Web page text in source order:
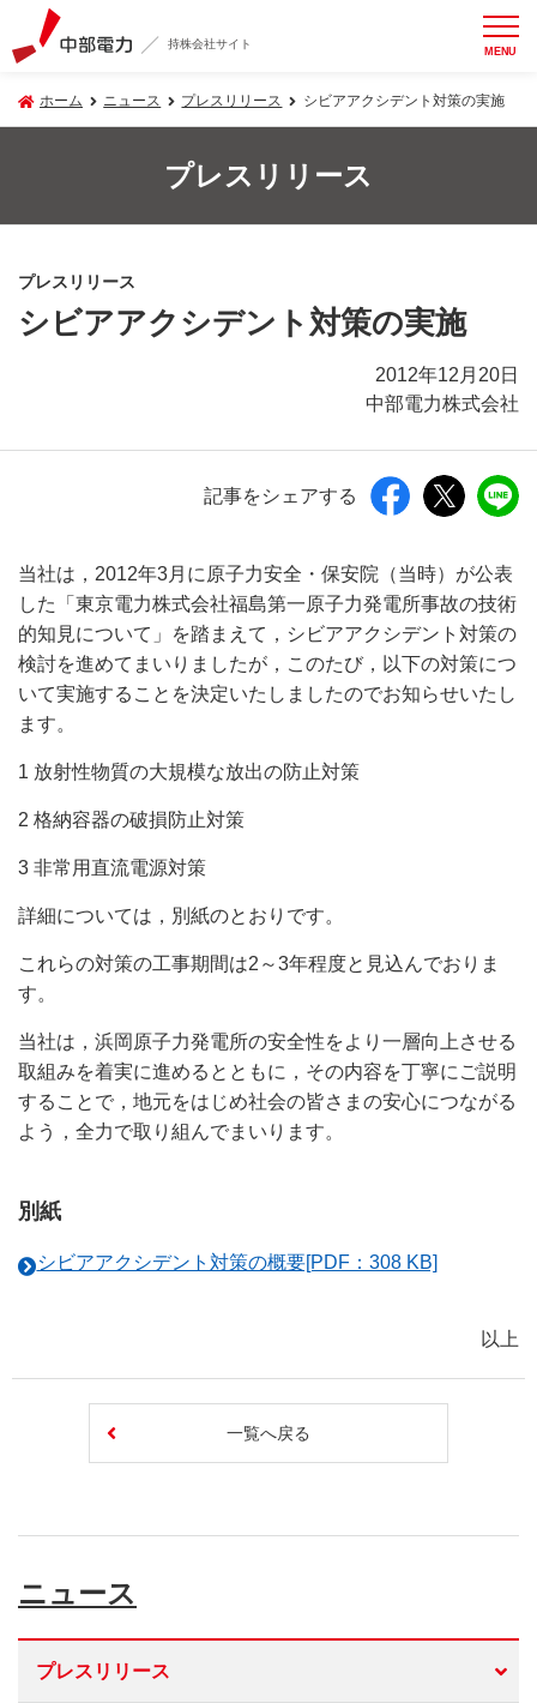
持株会社サイト MENU
ホーム ニュース プレスリリース シビアアクシデント対策の実施
プレスリリース
プレスリリース
シビアアクシデント対策の実施
2012年12月20日
中部電力株式会社
記事をシェアする
当社は，2012年3月に原子力安全・保安院（当時）が公表
した「東京電力株式会社福島第一原子力発電所事故の技術
的知見について」を踏まえて，シビアアクシデント対策の
検討を進めてまいりましたが，このたび，以下の対策につ
いて実施することを決定いたしましたのでお知らせいたし
ます。
1 放射性物質の大規模な放出の防止対策
2 格納容器の破損防止対策
3 非常用直流電源対策
詳細については，別紙のとおりです。
これらの対策の工事期間は2～3年程度と見込んでおりま
す。
当社は，浜岡原子力発電所の安全性をより一層向上させる
取組みを着実に進めるとともに，その内容を丁寧にご説明
することで，地元をはじめ社会の皆さまの安心につながる
よう，全力で取り組んでまいります。
別紙
シビアアクシデント対策の概要[PDF：308 KB]
以上
一覧へ戻る
ニュース
プレスリリース